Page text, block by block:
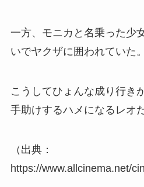
一方、モニカと名乗った少
いでヤクザに囲われていた。
こうしてひょんな成り行き
手助けするハメになるレオ
（出典：
https://www.allcinema.net/